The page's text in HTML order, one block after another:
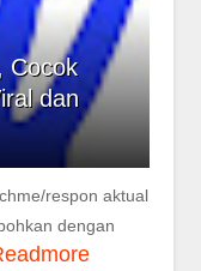
Cocok
dan
respon aktual
dengan